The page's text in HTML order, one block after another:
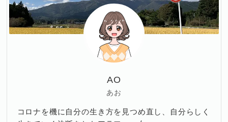
AO
あお
コロナを機に自分の生き方を見つめ直し、自分らしく